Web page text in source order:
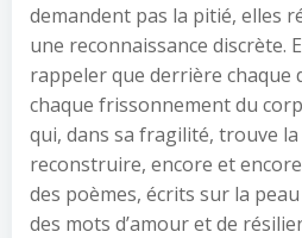
demandent pas la pitié, elles
une reconnaissance discrète.
rappeler que derrière chaque
chaque frissonnement du
qui, dans sa fragilité, trouve la
reconstruire, encore et
des poèmes, écrits sur la
des mots d’amour et de